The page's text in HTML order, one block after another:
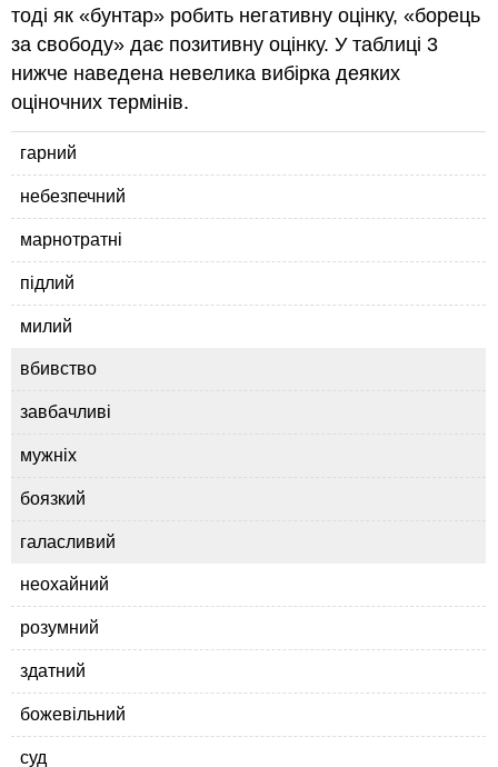
тоді як «бунтар» робить негативну оцінку, «борець
за свободу» дає позитивну оцінку. У таблиці 3
нижче наведена невелика вибірка деяких
оціночних термінів.
гарний
небезпечний
марнотратні
підлий
милий
вбивство
завбачливі
мужніх
боязкий
галасливий
неохайний
розумний
здатний
божевільний
суд